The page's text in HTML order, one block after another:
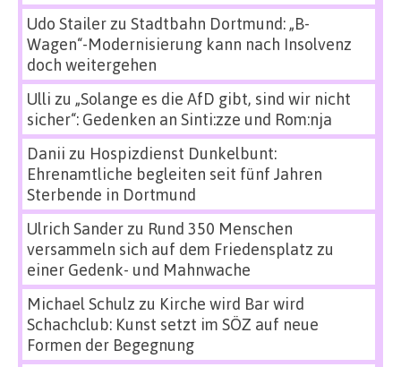
Udo Stailerzu Stadtbahn Dortmund: „B-
Wagen“-Modernisierung kann nach Insolvenz
doch weitergehen
Ulli zu „Solange es die AfD gibt, sind wir nicht
sicher“: Gedenken an Sinti:zze und Rom:nja
Danii zu Hospizdienst Dunkelbunt:
Ehrenamtliche begleiten seit fünf Jahren
Sterbende in Dortmund
Ulrich Sanderzu Rund 350 Menschen
versammeln sich auf dem Friedensplatz zu
einer Gedenk- und Mahnwache
Michael Schulz zu Kirche wird Bar wird
Schachclub: Kunst setzt im SÖZ auf neue
Formen der Begegnung